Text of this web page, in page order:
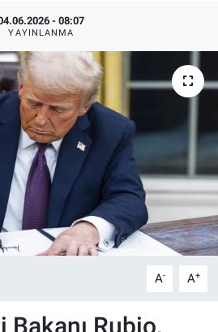
- 08:07
YAYINLANMA
A- A+
Bakanı Rubio,